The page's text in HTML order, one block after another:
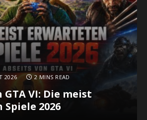
2026 2 MINS READ
VI: Die meist
2026